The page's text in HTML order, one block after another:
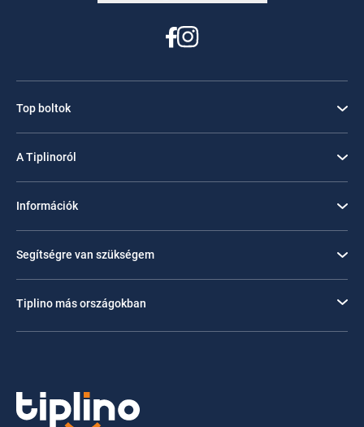
Top boltok
A Tiplinoról
Információk
Segítségre van szükségem
Tiplino más országokban